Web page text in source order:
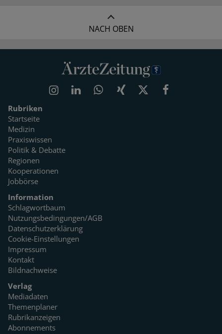
NACH OBEN
Rubriken
Startseite
Medizin
Praxiswissen
Politik & Debatte
Regionen
Kooperationen
Jobbörse
Information
Schlagwortbaum
Nutzungsbedingungen/AGB
Datenschutzerklärung
Cookie-Einstellungen
Impressum
Kontakt
Bildnachweise
Verlag
Mediadaten
Themenplaner
Rubrikanzeigen
Abonnements